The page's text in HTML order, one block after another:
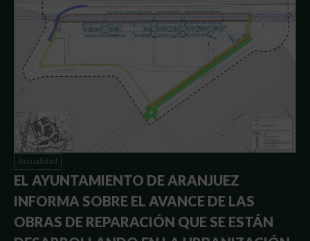
Actualidad
EL AYUNTAMIENTO DE ARANJUEZ
INFORMA SOBRE EL AVANCE DE LAS
OBRAS DE REPARACIÓN QUE SE ESTÁN